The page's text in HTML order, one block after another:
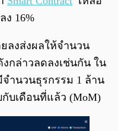
ง 16%
ลงส่งผลให้จำนวน
งกล่าวลดลงเช่นกัน ใน
จำนวนธุรกรรม 1 ล้าน
กับเดือนที่แล้ว (MoM)